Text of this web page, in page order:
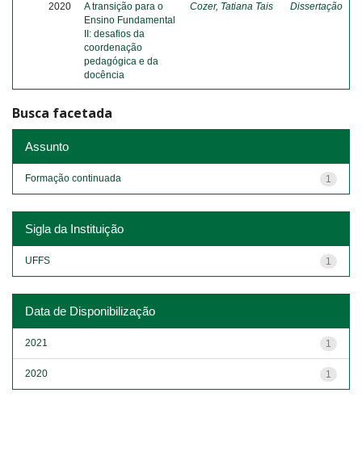
2020
A transição para o
Ensino Fundamental
II: desafios da
coordenação
pedagógica e da
docência
Cozer, Tatiana Tais Dissertação
Busca facetada
Assunto
1
Formação continuada
Sigla da Instituição
1
UFFS
Data de Disponibilização
1
2021
1
2020